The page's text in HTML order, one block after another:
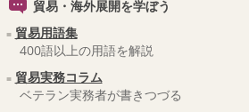
貿易・海外展開を学ぼう
貿易用語集
400語以上の用語を解説
貿易実務コラム
ベテラン実務者が書きつづる